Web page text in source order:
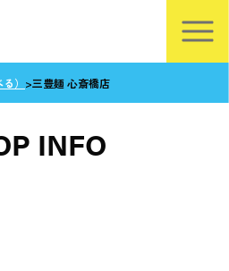
） >三豊麺 心斎橋店
INFO